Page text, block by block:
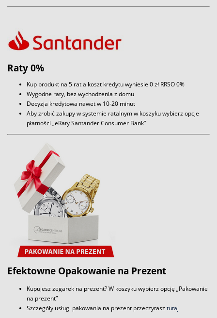
Raty 0%
Kup produkt na 5 rat a koszt kredytu wyniesie 0 zł RRSO 0%
Wygodne raty, bez wychodzenia z domu
Decyzja kredytowa nawet w 10-20 minut
Aby zrobić zakupy w systemie ratalnym w koszyku wybierz opcje
płatności „eRaty Santander Consumer Bank”
Efektowne Opakowanie na Prezent
Kupujesz zegarek na prezent? W koszyku wybierz opcję „Pakowanie
na prezent”
Szczegóły usługi pakowania na prezent przeczytasztutaj